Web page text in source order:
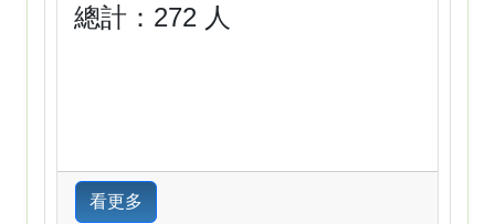
總計：272 人
看更多